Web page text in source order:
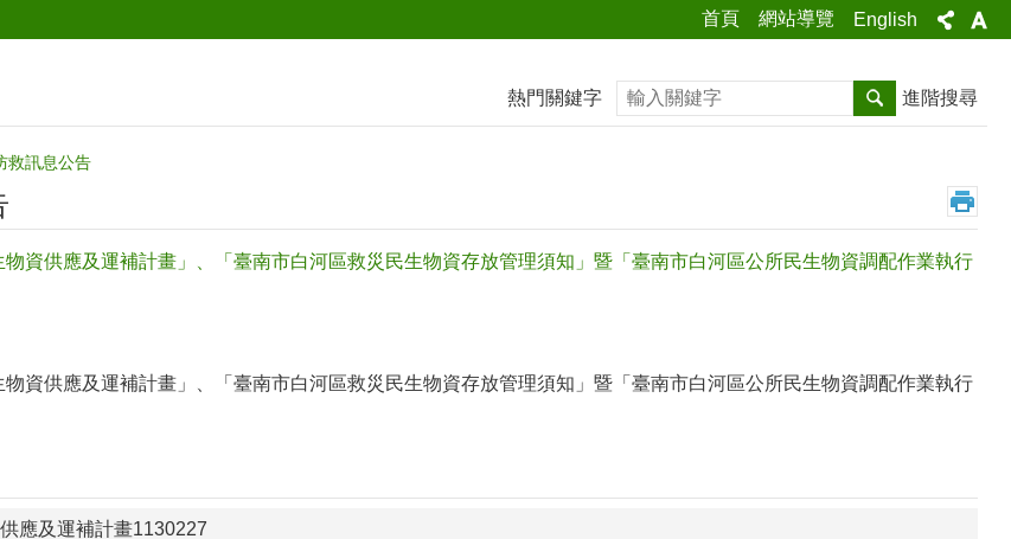
首頁 網站導覽 English
熱門關鍵字 搜尋 進階搜尋
救訊息公告
資供應及運補計畫」、「臺南市白河區救災民生物資存放管理須知」暨「臺南市白河區公所民生物資調配作業執行
資供應及運補計畫」、「臺南市白河區救災民生物資存放管理須知」暨「臺南市白河區公所民生物資調配作業執行
應及運補計畫1130227